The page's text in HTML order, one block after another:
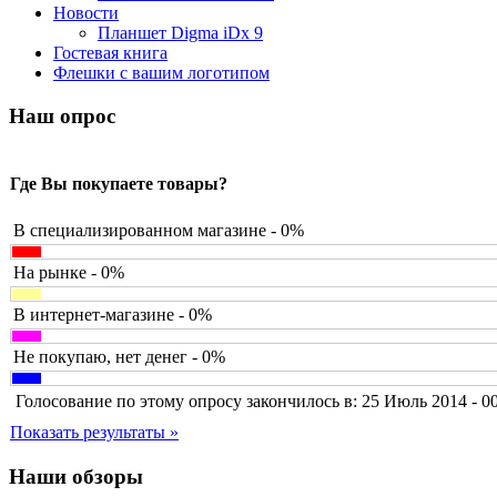
Barnes&noble
Brain
Brava
Canyon
Cbr
Codegen
Cyborg
Defender
Dell(49)
Dex
Everest
Firtech
Flyper
Foxconn
Fujitsu(21)
G-cube
Gelezka
Gembird
Gemix
Genius
Gigabyte(4)
Новости
Планшет Digma iDx 9
Гостевая книга
Флешки с вашим логотипом
Наш опрос
Где Вы покупаете товары?
В специализированном магазине - 0%
На рынке - 0%
В интернет-магазине - 0%
Не покупаю, нет денег - 0%
Голосование по этому опросу закончилось в: 25 Июль 2014 -
Показать результаты »
Наши обзоры